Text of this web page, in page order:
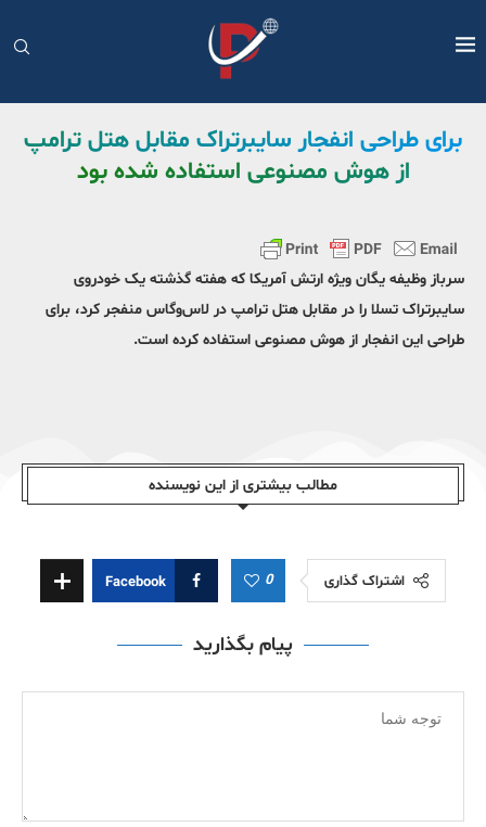
برای طراحی انفجار سایبرتراک مقابل هتل ترامپ
از هوش مصنوعی استفاده شده بود
سرباز وظیفه یگان ویژه ارتش آمریکا که هفته گذشته یک خودروی
سایبرتراک تسلا را در مقابل هتل ترامپ در لاس‌وگاس منفجر کرد، برای
طراحی این انفجار از هوش مصنوعی استفاده کرده است.
مطالب بیشتری از این نویسندە
اشتراک گذاری 0
Facebook
پیام بگذارید